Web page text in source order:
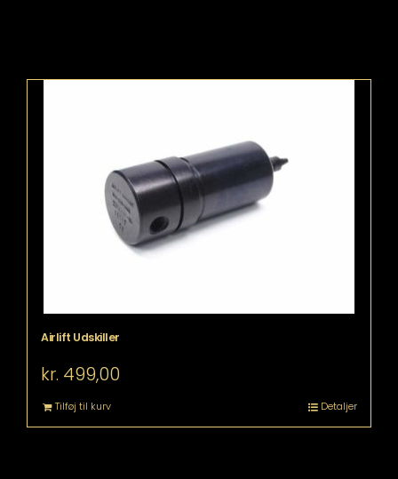
Airlift Udskiller
kr. 499,00
Tilføj til kurv Detaljer